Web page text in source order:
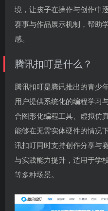
境，让孩子在操作与创作中
赛事与作品展示机制，帮助
感。
腾讯扣叮是什么？
腾讯扣叮是腾讯推出的青少
用户提供系统化的编程学习
合图形化编程工具、虚拟仿
能够在无需实体硬件的情况
讯扣叮同时支持创作分享与
与实践能力提升，适用于学
等多种场景。